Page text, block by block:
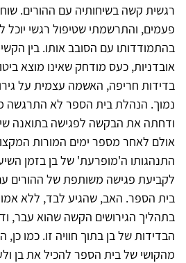
רגשית קשה בשיחותיה עם ההורים.
פעמים, והתרשמתי שטיפול רגשי יוכל
בהתמודדותו עם הסובב אותו. בין
אובדניות, כעס מודחק שאינו מוצא
בדידות חריפה, האשמה עצמית על
נמוך. הנהלת בית הספר לא התרגשה
ודחתה את הבקשה לפגישה בתואנה
אולם לאחר מספר ימים המורות
התנהגותו ה'מופרעת' של בן בזמן
לקביעת פגישה משותפת של ההורים
בית הספר. האב, שהגיע לבד, ללא אמו
בתהליך הגירושים הקשה שהוא עבר,
הבדידות של בן בתוך חוויה זו. כמו כן,
מהקושי של בית הספר להכיל את בן